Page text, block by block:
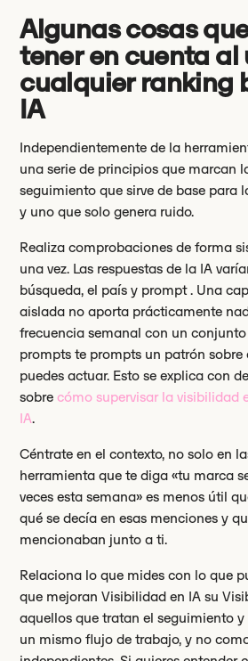
Algunas cosas
tener en cuenta al
cualquier ranking
IA
Independientemente de la
una serie de principios que marcan
seguimiento que sirve de base para
y uno que solo genera ruido.
Realiza comprobaciones de forma
una vez. Las respuestas de la IA
búsqueda, el país y prompt . Una
aislada no aporta prácticamente
frecuencia semanal con un
prompts te prompts un patrón sobre
puedes actuar. Esto se explica con
sobrecómo supervisar la visibilidad
IA.
Céntrate en el contexto, no solo en
herramienta que te diga «tu marca
veces esta semana» es menos útil
qué se decía en esas menciones y
mencionaban junto a ti.
Relaciona lo que mides con lo que
que mejoran Visibilidad en IA su
aquellos que tratan el seguimiento
un mismo flujo de trabajo, y no